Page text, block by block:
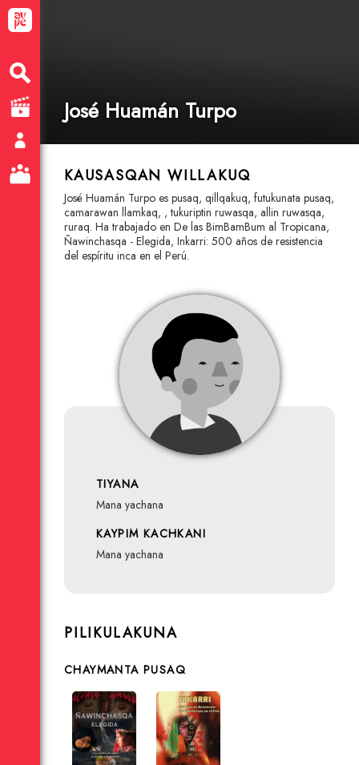
José Huamán Turpo
KAUSASQAN WILLAKUQ
José Huamán Turpo es pusaq, qillqakuq, futukunata pusaq,
camarawan llamkaq, , tukuriptin ruwasqa, allin ruwasqa,
ruraq. Ha trabajado en De las BimBamBum al Tropicana,
Ñawinchasqa - Elegida, Inkarri: 500 años de resistencia
del espíritu inca en el Perú.
TIYANA
mana yachana
KAYPIM KACHKANI
mana yachana
PILIKULAKUNA
CHAYMANTA PUSAQ